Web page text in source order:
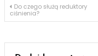
Nawigacja
Do czego służą reduktory
ciśnienia?